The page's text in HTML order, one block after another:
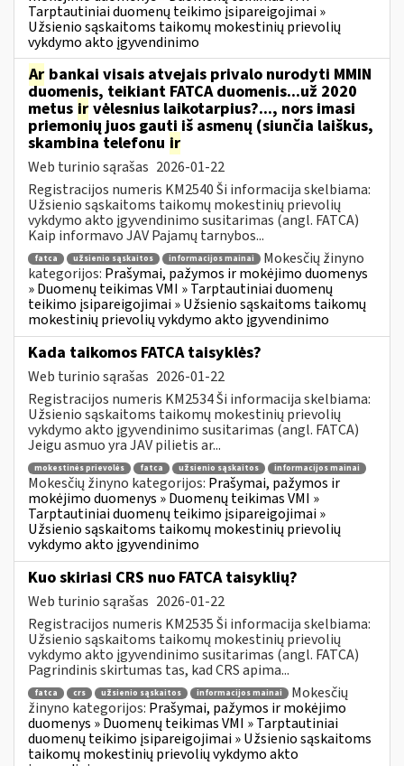
Tarptautiniai duomenų teikimo įsipareigojimai »
Užsienio sąskaitoms taikomų mokestinių prievolių
vykdymo akto įgyvendinimo
Ar bankai visais atvejais privalo nurodyti MMIN
duomenis, teikiant FATCA duomenis...už 2020
metus ir vėlesnius laikotarpius?..., nors imasi
priemonių juos gauti iš asmenų (siunčia laiškus,
skambina telefonu ir
Web turinio sąrašas 2026-01-22
Registracijos numeris KM2540 Ši informacija skelbiama:
Užsienio sąskaitoms taikomų mokestinių prievolių
vykdymo akto įgyvendinimo susitarimas (angl. FATCA)
Kaip informavo JAV Pajamų tarnybos...
fatca užsienio sąskaitos informacijos mainai
Mokesčių žinyno
kategorijos: Prašymai, pažymos ir mokėjimo duomenys
» Duomenų teikimas VMI » Tarptautiniai duomenų
teikimo įsipareigojimai » Užsienio sąskaitoms taikomų
mokestinių prievolių vykdymo akto įgyvendinimo
Kada taikomos FATCA taisyklės?
Web turinio sąrašas 2026-01-22
Registracijos numeris KM2534 Ši informacija skelbiama:
Užsienio sąskaitoms taikomų mokestinių prievolių
vykdymo akto įgyvendinimo susitarimas (angl. FATCA)
Jeigu asmuo yra JAV pilietis ar...
mokestinės prievolės fatca užsienio sąskaitos informacijos mainai
Mokesčių žinyno kategorijos: Prašymai, pažymos ir
mokėjimo duomenys » Duomenų teikimas VMI »
Tarptautiniai duomenų teikimo įsipareigojimai »
Užsienio sąskaitoms taikomų mokestinių prievolių
vykdymo akto įgyvendinimo
Kuo skiriasi CRS nuo FATCA taisyklių?
Web turinio sąrašas 2026-01-22
Registracijos numeris KM2535 Ši informacija skelbiama:
Užsienio sąskaitoms taikomų mokestinių prievolių
vykdymo akto įgyvendinimo susitarimas (angl. FATCA)
Pagrindinis skirtumas tas, kad CRS apima...
fatca crs užsienio sąskaitos informacijos mainai
Mokesčių
žinyno kategorijos: Prašymai, pažymos ir mokėjimo
duomenys » Duomenų teikimas VMI » Tarptautiniai
duomenų teikimo įsipareigojimai » Užsienio sąskaitoms
taikomų mokestinių prievolių vykdymo akto